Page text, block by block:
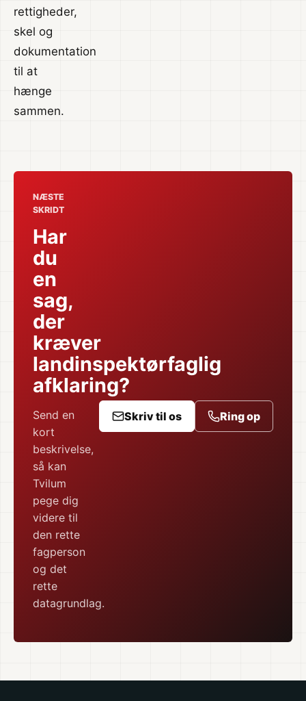
rettigheder,
skel og
dokumentation
til at
hænge
sammen.
NÆSTE
SKRIDT
Har
du
en
sag,
der
kræver
landinspektørfaglig
afklaring?
Send en
kort
beskrivelse,
så kan
Tvilum
pege dig
videre til
den rette
fagperson
og det
rette
datagrundlag.
Skriv til os Ring op